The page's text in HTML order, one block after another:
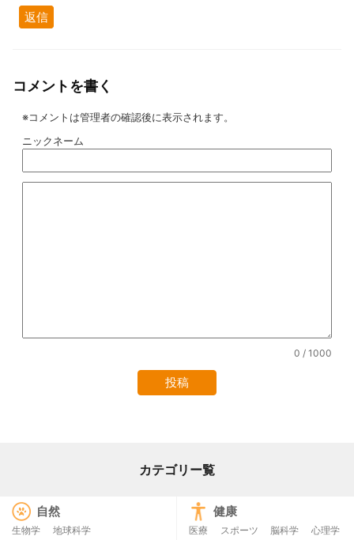
返信
コメントを書く
※コメントは管理者の確認後に表示されます。
ニックネーム
0 / 1000
カテゴリー覧
自然
生物学 地球科学
健康
医療 スポーツ 脳科学 心理学